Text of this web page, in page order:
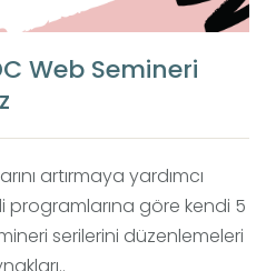
Web Semineri
artırmaya yardımcı
programlarına göre kendi 5
serilerini düzenlemeleri